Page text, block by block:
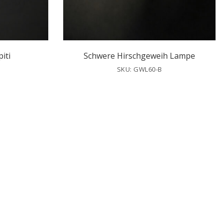
Schwere Hirschgeweih Lampe
SKU: GWL60-B